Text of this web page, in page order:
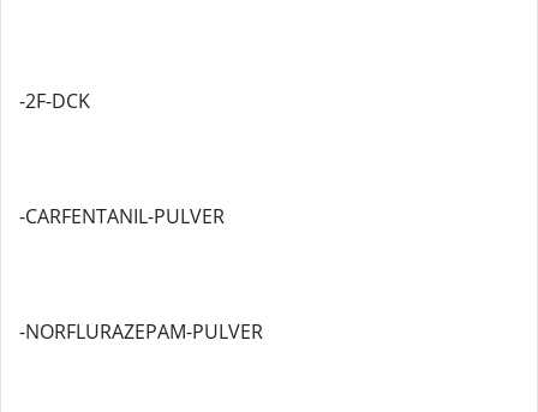
-2F-DCK
-CARFENTANIL-PULVER
-NORFLURAZEPAM-PULVER